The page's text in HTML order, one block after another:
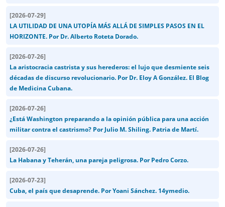
[2026-07-29]
LA UTILIDAD DE UNA UTOPÍA MÁS ALLÁ DE SIMPLES PASOS EN EL
HORIZONTE. Por Dr. Alberto Roteta Dorado.
[2026-07-26]
La aristocracia castrista y sus herederos: el lujo que desmiente seis
décadas de discurso revolucionario. Por Dr. Eloy A González. El Blog
de Medicina Cubana.
[2026-07-26]
¿Está Washington preparando a la opinión pública para una acción
militar contra el castrismo? Por Julio M. Shiling. Patria de Martí.
[2026-07-26]
La Habana y Teherán, una pareja peligrosa. Por Pedro Corzo.
[2026-07-23]
Cuba, el país que desaprende. Por Yoani Sánchez. 14ymedio.